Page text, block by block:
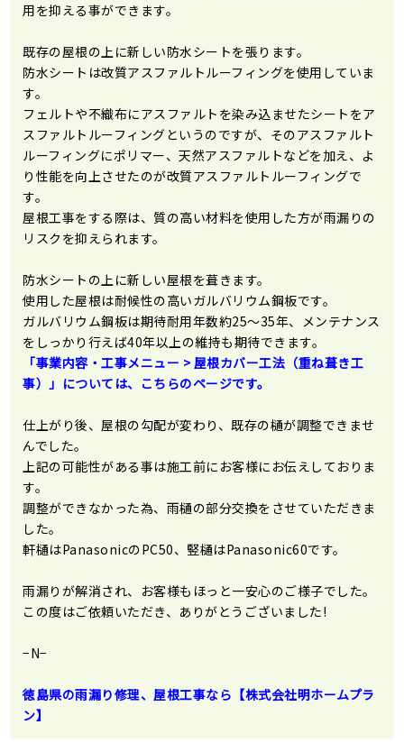
用を抑える事ができます。
既存の屋根の上に新しい防水シートを張ります。
防水シートは改質アスファルトルーフィングを使用していま
す。
フェルトや不織布にアスファルトを染み込ませたシートをア
スファルトルーフィングというのですが、そのアスファルト
ルーフィングにポリマー、天然アスファルトなどを加え、よ
り性能を向上させたのが改質アスファルトルーフィングで
す。
屋根工事をする際は、質の高い材料を使用した方が雨漏りの
リスクを抑えられます。
防水シートの上に新しい屋根を葺きます。
使用した屋根は耐候性の高いガルバリウム鋼板です。
ガルバリウム鋼板は期待耐用年数約25～35年、メンテナンス
をしっかり行えば40年以上の維持も期待できます。
「事業内容・工事メニュー > 屋根カバー工法（重ね葺き工
事）」については、こちらのページです。
仕上がり後、屋根の勾配が変わり、既存の樋が調整できませ
んでした。
上記の可能性がある事は施工前にお客様にお伝えしておりま
す。
調整ができなかった為、雨樋の部分交換をさせていただきま
した。
軒樋はPanasonicのPC50、竪樋はPanasonic60です。
雨漏りが解消され、お客様もほっと一安心のご様子でした。
この度はご依頼いただき、ありがとうございました!
−N−
徳島県の雨漏り修理、屋根工事なら【株式会社明ホームプラ
ン】